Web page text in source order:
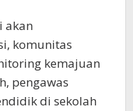
akan
komunitas
kemajuan
pengawas
di sekolah